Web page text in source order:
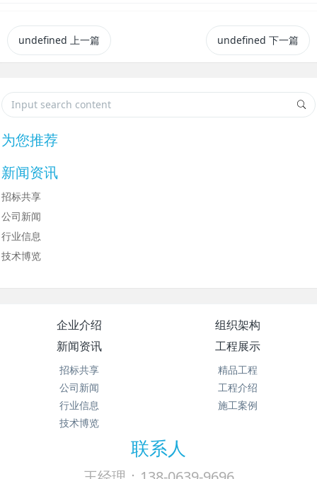
undefined 上一篇 undefined 下一篇
为您推荐
新闻资讯
招标共享
公司新闻
行业信息
技术博览
企业介绍
组织架构
新闻资讯
招标共享
公司新闻
行业信息
技术博览
工程展示
精品工程
工程介绍
施工案例
联系人